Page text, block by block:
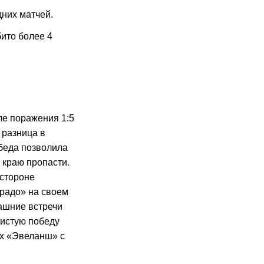
матчей.
более 4
поражения 1:5
в
позволила
краю пропасти.
на своем
встречи
победу
«Эвеланш» с